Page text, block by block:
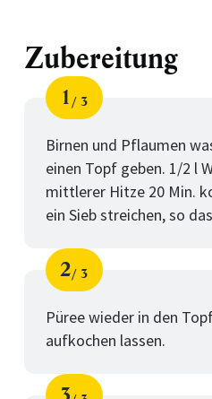
Zubereitung
Schritt
1
von
3
Birnen und Pflaumen
einen Topf geben. 1/2 l
mittlerer Hitze 20 Min.
ein Sieb streichen, so
Schritt
2
von
3
Püree wieder in den
aufkochen lassen.